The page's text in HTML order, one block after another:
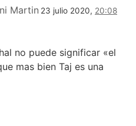
Martin 23 julio 2020, 20:08
no puede significar «el
mas bien Taj es una